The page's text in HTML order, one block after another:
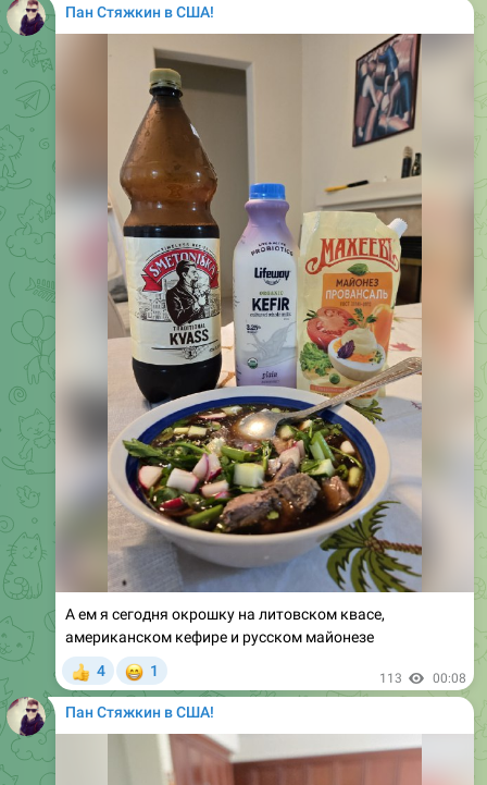
Пан Стяжкин в США!
А ем я сегодня окрошку на литовском квасе,
американском кефире и русском майонезе
4 1 113 00:08
Пан Стяжкин в США!